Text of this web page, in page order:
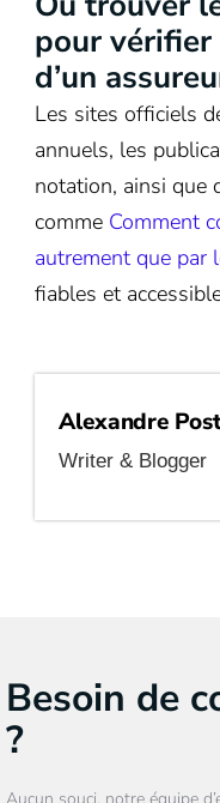
pour vérifier
d’un
Les sites officiels
annuels, les
notation, ainsi que
comme Comment
autrement que par
fiables et
Alexandre
Writer & Blogger
Besoin de
?
Aucun souci, notre équipe